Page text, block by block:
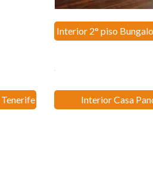
Interior 2° piso
Interior Casa